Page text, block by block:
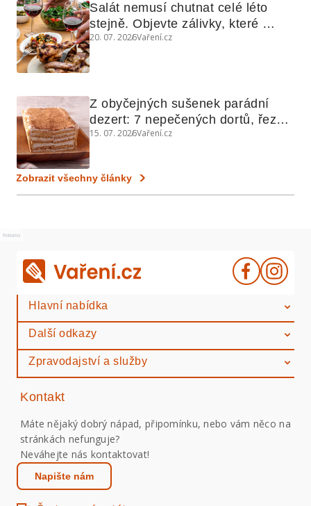
Salát nemusí chutnat celé léto
stejně. Objevte zálivky, které
využijete i na maso, nudle nebo
20. 07. 2026Vaření.cz
Z obyčejných sušenek parádní
dezert: 7 nepečených dortů, řezů
a koláčů
15. 07. 2026Vaření.cz
Zobrazit všechny články
Reklama
Hlavní nabídka
Další odkazy
Zpravodajství a služby
Kontakt
Máte nějaký dobrý nápad, připomínku, nebo vám něco na
stránkách nefunguje?
Neváhejte nás kontaktovat!
Napište nám